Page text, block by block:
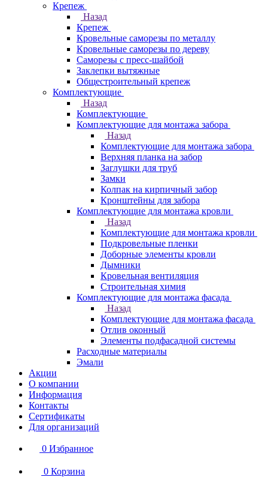
Крепеж
Назад
Крепеж
Кровельные саморезы по металлу
Кровельные саморезы по дереву
Саморезы с пресс-шайбой
Заклепки вытяжные
Общестроительный крепеж
Комплектующие
Назад
Комплектующие
Комплектующие для монтажа забора
Назад
Комплектующие для монтажа забора
Верхняя планка на забор
Заглушки для труб
Замки
Колпак на кирпичный забор
Кронштейны для забора
Комплектующие для монтажа кровли
Назад
Комплектующие для монтажа кровли
Подкровельные пленки
Доборные элементы кровли
Дымники
Кровельная вентиляция
Строительная химия
Комплектующие для монтажа фасада
Назад
Комплектующие для монтажа фасада
Отлив оконный
Элементы подфасадной системы
Расходные материалы
Эмали
Акции
О компании
Информация
Контакты
Сертификаты
Для организаций
0 Избранное
0 Корзина